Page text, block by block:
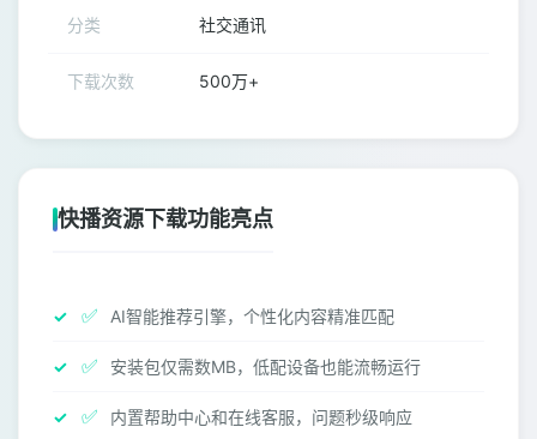
分类 社交通讯
下载次数 500万+
快播资源下载功能亮点
✅ AI智能推荐引擎，个性化内容精准匹配
✅ 安装包仅需数MB，低配设备也能流畅运行
✅ 内置帮助中心和在线客服，问题秒级响应